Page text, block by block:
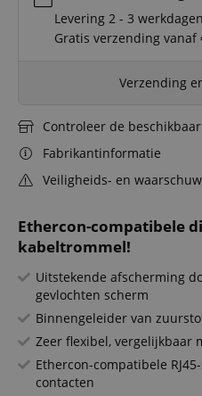
Ethercon-compatibele
kabeltrommel!
Uitstekende afscherming
gevlochten scherm
Binnengeleider van
Zeer flexibel, vergelijkbaar
Ethercon-compatibele
contacten
Levering 2 - 3 werkdagen
Gratis verzending vanaf
Verzending
Controleer de
Fabrikantinformatie
Veiligheids- en